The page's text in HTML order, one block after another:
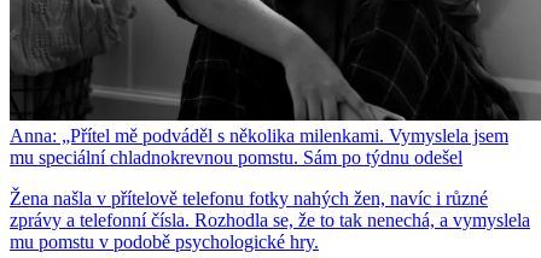
Anna: „Přítel mě podváděl s několika milenkami. Vymyslela jsem
mu speciální chladnokrevnou pomstu. Sám po týdnu odešel
Žena našla v přítelově telefonu fotky nahých žen, navíc i různé
zprávy a telefonní čísla. Rozhodla se, že to tak nenechá, a vymyslela
mu pomstu v podobě psychologické hry.